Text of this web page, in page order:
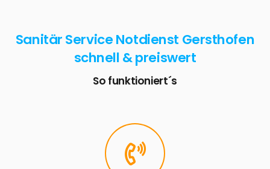
Sanitär Service Notdienst Gersthofen
schnell & preiswert
So funktioniert´s